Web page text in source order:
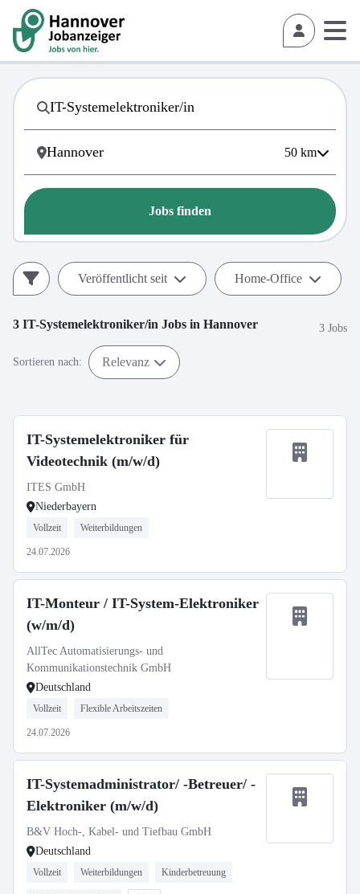
50 km
Jobs finden
Veröffentlicht seit Home-Office
3 IT-Systemelektroniker/in Jobs in Hannover 3 Jobs
Sortieren nach: Relevanz
IT-Systemelektroniker für
Videotechnik (m/w/d)
ITES GmbH
Niederbayern
Vollzeit Weiterbildungen
24.07.2026
IT-Monteur / IT-System-Elektroniker
(w/m/d)
AllTec Automatisierungs- und
Kommunikationstechnik GmbH
Deutschland
Vollzeit Flexible Arbeitszeiten
24.07.2026
IT-Systemadministrator/ -Betreuer/ -
Elektroniker (m/w/d)
B&V Hoch-, Kabel- und Tiefbau GmbH
Deutschland
Vollzeit Weiterbildungen Kinderbetreuung